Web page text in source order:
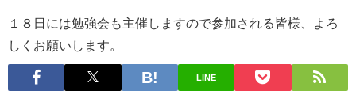
１８日には勉強会も主催しますので参加される皆様、よろ
しくお願いします。
LINE